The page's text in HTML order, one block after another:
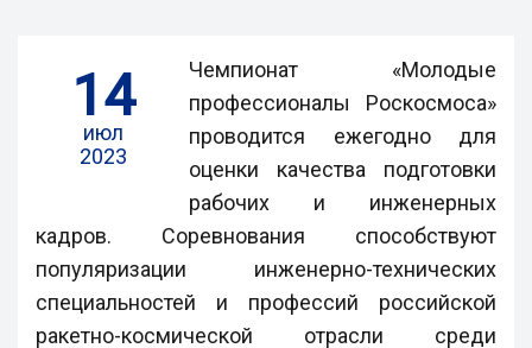
14
июл
2023
Чемпионат «Молодые
профессионалы Роскосмоса»
проводится ежегодно для
оценки качества подготовки
рабочих и инженерных
кадров. Соревнования способствуют
популяризации инженерно-технических
специальностей и профессий российской
ракетно-космической отрасли среди